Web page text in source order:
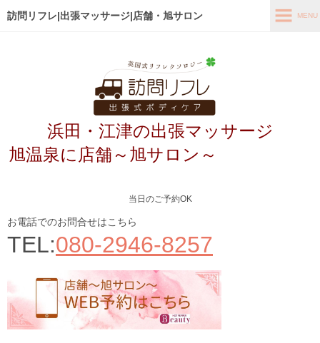
訪問リフレ|出張マッサージ|店舗・旭サロン
浜田・江津の出張マッサージ
旭温泉に店舗～旭サロン～
当日のご予約OK
お電話でのお問合せはこちら
TEL:080-2946-8257
MENU
ホテル出張
ホテルもみほぐし
よくあるご質問